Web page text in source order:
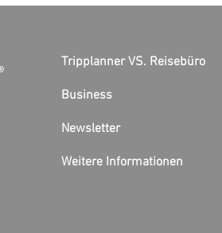
338€ entdecken!
Tripplanner VS. Reisebüro
Business
Newsletter
Weitere Informationen